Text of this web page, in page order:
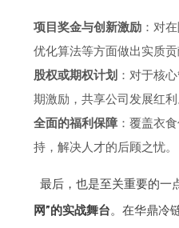
项目奖金与创新激励 ：对
优化算法等方面做出实质
股权或期权计划 ：对于核
期激励，共享公司发展红利
全面的福利保障 ：覆盖衣
持，解决人才的后顾之忧。
最后，也是至关重要的一
网”的实战舞台。在华鼎冷